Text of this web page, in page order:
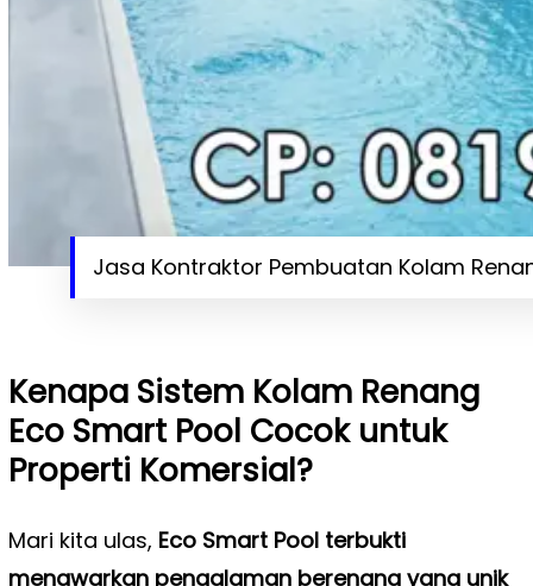
Jasa Kontraktor Pembuatan Kolam
Kenapa Sistem Kolam Renang
Eco Smart Pool Cocok untuk
Properti Komersial?
Mari kita ulas, Eco Smart Pool terbukti
menawarkan pengalaman berenang yang unik